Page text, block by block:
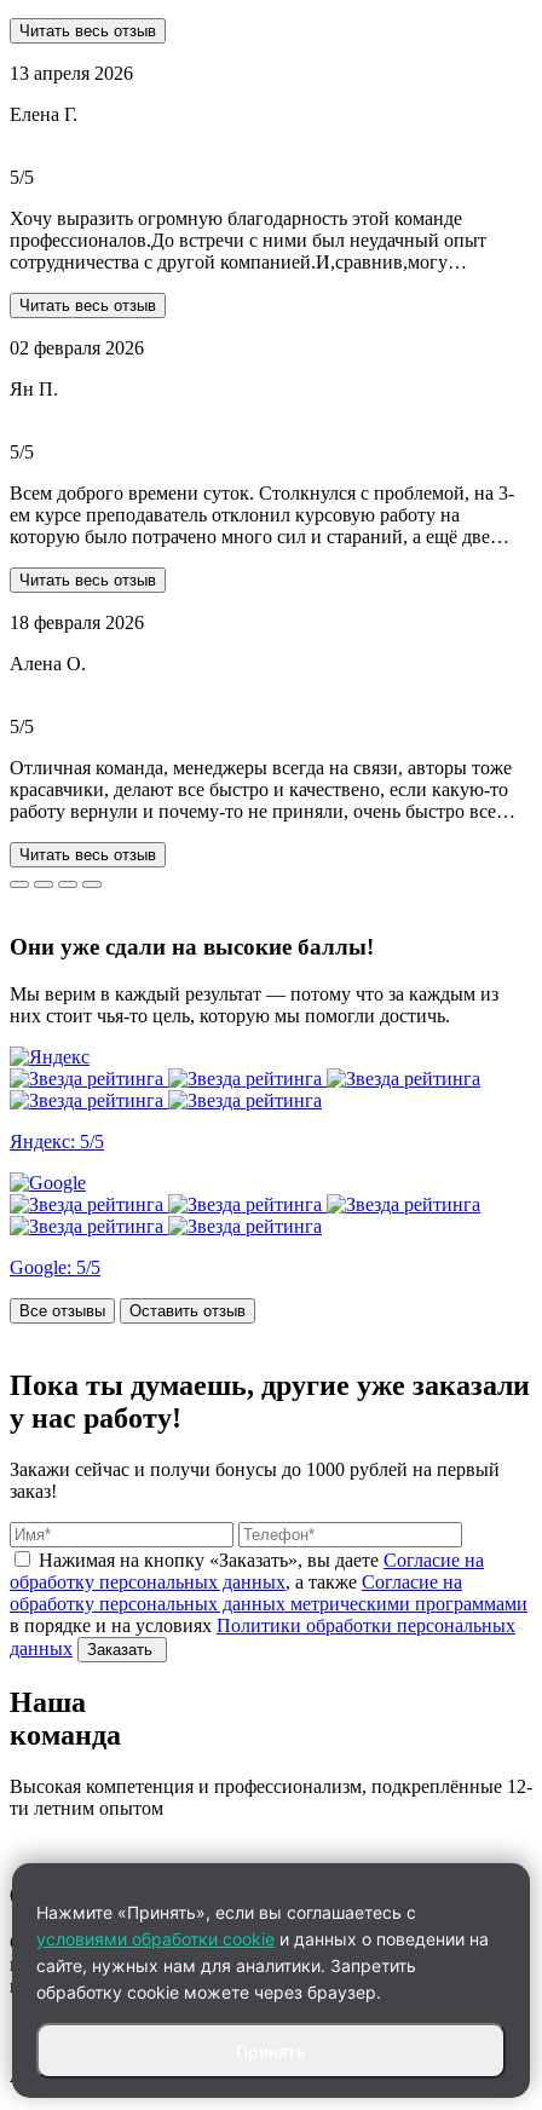
Dist-help. Все мои проблемы в полном смысле слова взяли на
выполнили очень качественно, вовремя и по очень даже
реагируют и отвечают на все вопросы. Теперь буду
Читать весь отзыв
13 апреля 2026
Елена Г.
5/5
Хочу выразить огромную благодарность этой команде
профессионалов.До встречи с ними был неудачный опыт
сотрудничества с другой компанией.И,сравнив,могу
профессионалов.Условия,сроки были сразу оговорены и четко
уровне.А если возникали вопросы или проблемы,то помощь
помощь студентам,то только-сюда.Огромное спасибо!!!
Читать весь отзыв
02 февраля 2026
Ян П.
5/5
Всем доброго времени суток. Столкнулся с проблемой, на 3-
ем курсе преподаватель отклонил курсовую работу на
которую было потрачено много сил и стараний, а ещё две
обратился в Dist-help. Первый раз, были опасения и по срокам,
Ребята большие профессионалы, Алёна лучшая! Всё
Общение вызвало только позитивные эмоции. Все три работы
Читать весь отзыв
18 февраля 2026
Алена О.
5/5
Отличная команда, менеджеры всегда на связи, авторы тоже
красавчики, делают все быстро и качествено, если какую-то
работу вернули и почему-то не приняли, очень быстро все
за 3 недели, до последнего не верила, что такое возможно, но
все удалось. Спасибо, что вы есть))
Читать весь отзыв
Они уже сдали на высокие баллы!
Мы верим в каждый результат — потому что за каждым из
них стоит чья-то цель, которую мы помогли достичь.
Яндекс: 5/5
Google: 5/5
Все отзывы Оставить отзыв
Пока ты думаешь, другие уже заказали
у нас работу!
Закажи сейчас и получи бонусы до 1000 рублей на первый
заказ!
Нажимая на кнопку «Заказать», вы даете Согласие на
обработку персональных данных, а также Согласие на
обработку персональных данных метрическими программами
в порядке и на условиях Политики обработки персональных
данных
Заказать
Наша
команда
Высокая компетенция и профессионализм, подкреплённые 12-
ти летним опытом
60% наших экспертов
Студенты 5-6 курсов, магистры, аспиранты, кандидаты наук,
профессора и бывшие преподаватели вузов из 4-х стран СНГ
и 18 регионов РФ.
Анна
Нажмите «Принять», если вы соглашаетесь с
условиями обработки cookie и данных о поведении на
сайте, нужных нам для аналитики. Запретить
обработку cookie можете через браузер.